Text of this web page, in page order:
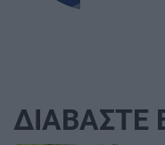
ΔΙΑΒΑΣΤΕ